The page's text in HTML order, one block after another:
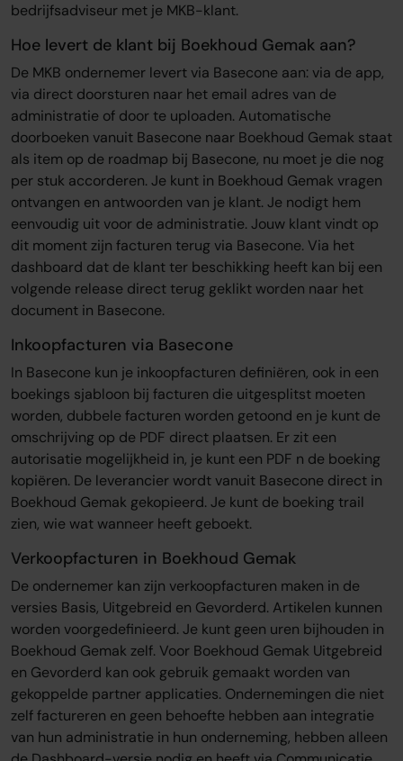
bedrijfsadviseur met je MKB-klant.
Hoe levert de klant bij Boekhoud Gemak aan?
De MKB ondernemer levert via Basecone aan: via de app,
via direct doorsturen naar het email adres van de
administratie of door te uploaden. Automatische
doorboeken vanuit Basecone naar Boekhoud Gemak staat
als item op de roadmap bij Basecone, nu moet je die nog
per stuk accorderen. Je kunt in Boekhoud Gemak vragen
ontvangen en antwoorden van je klant. Je nodigt hem
eenvoudig uit voor de administratie. Jouw klant vindt op
dit moment zijn facturen terug via Basecone. Via het
dashboard dat de klant ter beschikking heeft kan bij een
volgende release direct terug geklikt worden naar het
document in Basecone.
Inkoopfacturen via Basecone
In Basecone kun je inkoopfacturen definiëren, ook in een
boekings sjabloon bij facturen die uitgesplitst moeten
worden, dubbele facturen worden getoond en je kunt de
omschrijving op de PDF direct plaatsen. Er zit een
autorisatie mogelijkheid in, je kunt een PDF n de boeking
kopiëren. De leverancier wordt vanuit Basecone direct in
Boekhoud Gemak gekopieerd. Je kunt de boeking trail
zien, wie wat wanneer heeft geboekt.
Verkoopfacturen in Boekhoud Gemak
De ondernemer kan zijn verkoopfacturen maken in de
versies Basis, Uitgebreid en Gevorderd. Artikelen kunnen
worden voorgedefinieerd. Je kunt geen uren bijhouden in
Boekhoud Gemak zelf. Voor Boekhoud Gemak Uitgebreid
en Gevorderd kan ook gebruik gemaakt worden van
gekoppelde partner applicaties. Ondernemingen die niet
zelf factureren en geen behoefte hebben aan integratie
van hun administratie in hun onderneming, hebben alleen